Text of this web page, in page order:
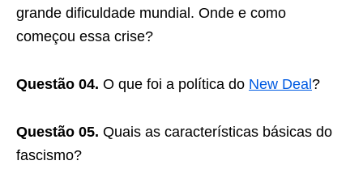
grande dificuldade mundial. Onde e como
começou essa crise?
Questão 04. O que foi a política do New Deal ?
Questão 05. Quais as características básicas do
fascismo?